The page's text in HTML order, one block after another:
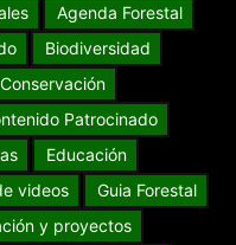
Agenda Forestal
Biodiversidad
Conservación
Patrocinado
Educación
videos
Guia Forestal
y proyectos